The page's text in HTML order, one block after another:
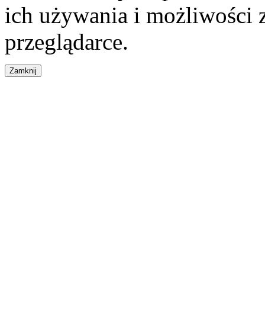
ich używania i możliwości
przeglądarce.